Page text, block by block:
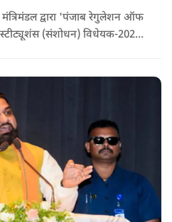
द्वारा 'पंजाब रेगुलेशन ऑफ
(संशोधन) विधेयक-2026'